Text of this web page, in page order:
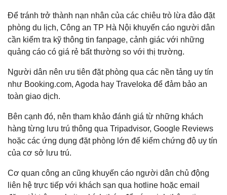
Để tránh trở thành nạn nhân của các chiêu trò lừa đảo đặt
phòng du lịch, Công an TP Hà Nội khuyến cáo người dân
cần kiểm tra kỹ thông tin fanpage, cảnh giác với những
quảng cáo có giá rẻ bất thường so với thị trường.
Người dân nên ưu tiên đặt phòng qua các nền tảng uy tín
như Booking.com, Agoda hay Traveloka để đảm bảo an
toàn giao dịch.
Bên cạnh đó, nên tham khảo đánh giá từ những khách
hàng từng lưu trú thông qua Tripadvisor, Google Reviews
hoặc các ứng dụng đặt phòng lớn để kiểm chứng độ uy tín
của cơ sở lưu trú.
Cơ quan công an cũng khuyến cáo người dân chủ động
liên hệ trực tiếp với khách sạn qua hotline hoặc email